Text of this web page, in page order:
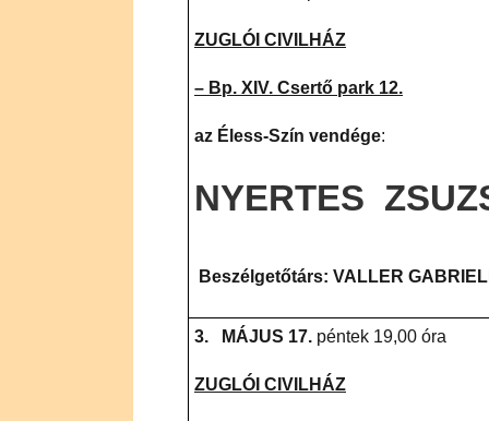
ZUGLÓI CIVILHÁZ
– Bp. XIV. Csertő park 12.
az Éless-Szín vendége:
NYERTES
Beszélgetőtárs: VALLER
3. MÁJUS 17. péntek 19,00 óra
ZUGLÓI CIVILHÁZ